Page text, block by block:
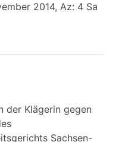
2014, Az: 4 Sa
der Klägerin gegen
Sachsen-